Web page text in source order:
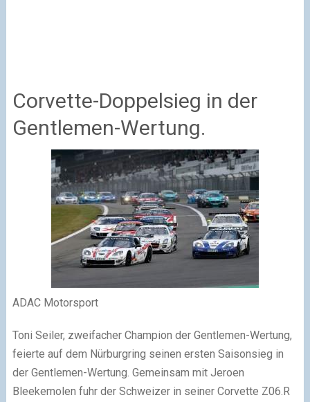
Corvette-Doppelsieg in der
Gentlemen-Wertung.
ADAC Motorsport
Toni Seiler, zweifacher Champion der Gentlemen-Wertung,
feierte auf dem Nürburgring seinen ersten Saisonsieg in
der Gentlemen-Wertung. Gemeinsam mit Jeroen
Bleekemolen fuhr der Schweizer in seiner Corvette Z06.R